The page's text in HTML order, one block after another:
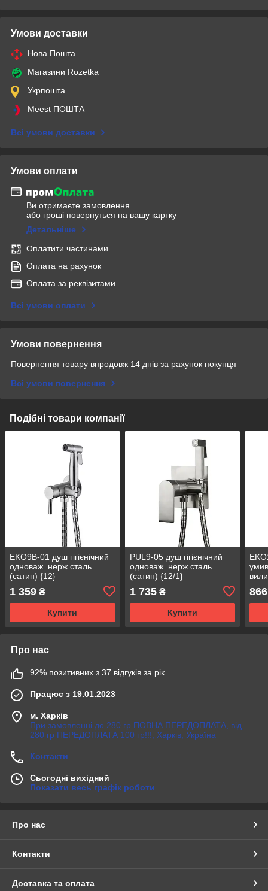
Умови доставки
Нова Пошта
Магазини Rozetka
Укрпошта
Meest ПОШТА
Всі умови доставки
Умови оплати
Ви отримаєте замовлення
або гроші повернуться на вашу картку
Детальніше
Оплатити частинами
Оплата на рахунок
Оплата за реквізитами
Всі умови оплати
Умови повернення
Повернення товару впродовж 14 днів за рахунок покупця
Всі умови повернення
Подібні товари компанії
EKO9B-01 душ гігієнiчний
одноваж. нерж.сталь
(сатин) {12}
1 359 ₴
Купити
PUL9-05 душ гігієнiчний
одноваж. нерж.сталь
(сатин) {12/1}
1 735₴
Купити
866
Про нас
92% позитивних з 37 відгуків за рік
Працює з 19.01.2023
м. Харків
При замовленні до 280 гр ПОВНА ПЕРЕДОПЛАТА, від
280 гр ПЕРЕДОПЛАТА 100 гр!!!, Харків, Україна
Контакти
Сьогодні вихідний
Показати весь графік роботи
Про нас
Контакти
Доставка та оплата